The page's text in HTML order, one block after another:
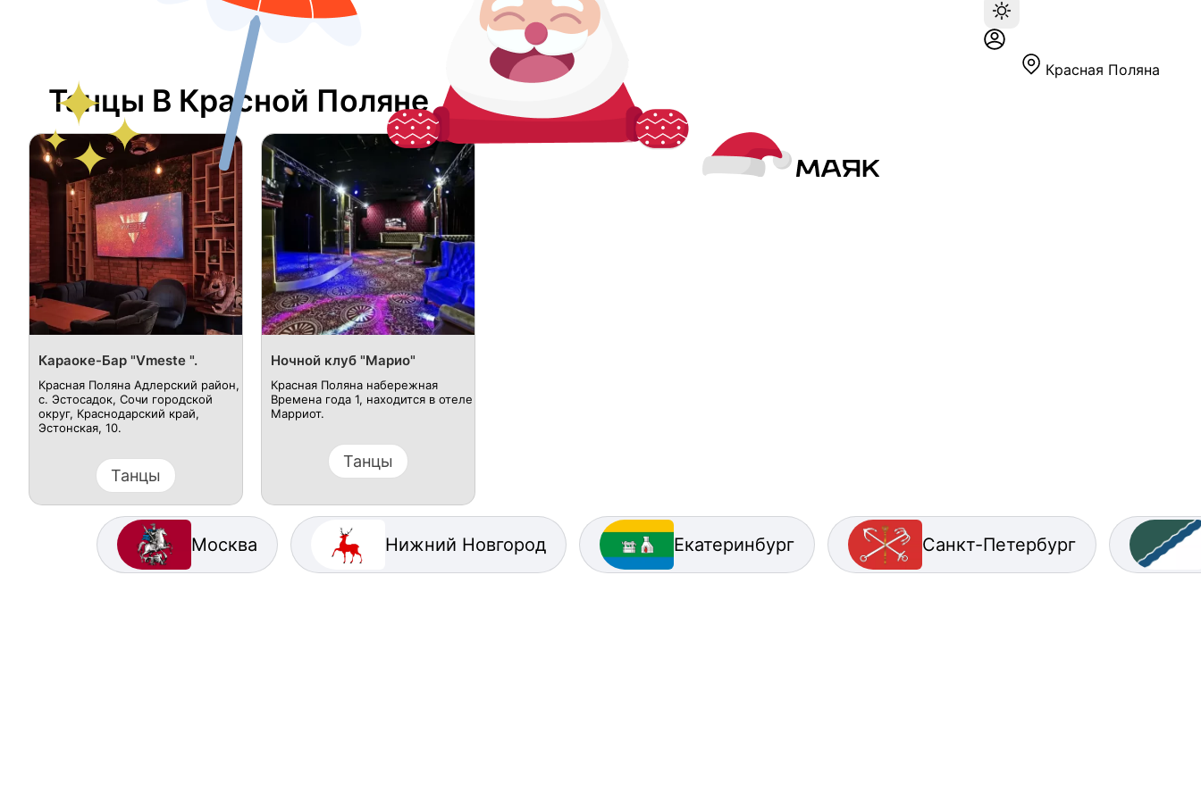
Красная Поляна
Танцы В Красной Поляне
​Караоке-Бар "Vmeste ".
Красная Поляна Адлерский район,
с. Эстосадок, Сочи городской
округ, Краснодарский край,​
Эстонская, 10.
Танцы
Ночной клуб "Марио"
Красная Поляна набережная
Времена года 1, находится в отеле
Марриот.
Танцы
Москва Нижний Новгород Екатеринбург Санкт-Петербург